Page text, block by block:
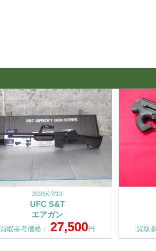
2026/07/13
UFC S&T
エアガン
買取参考価格： 27,500円 買取